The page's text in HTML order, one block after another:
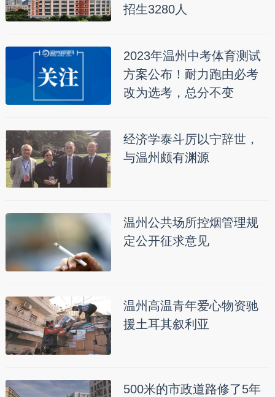
招生3280人
2023年温州中考体育测试
方案公布！耐力跑由必考
改为选考，总分不变
经济学泰斗厉以宁辞世，
与温州颇有渊源
温州公共场所控烟管理规
定公开征求意见
温州高温青年爱心物资驰
援土耳其叙利亚
500米的市政道路修了5年